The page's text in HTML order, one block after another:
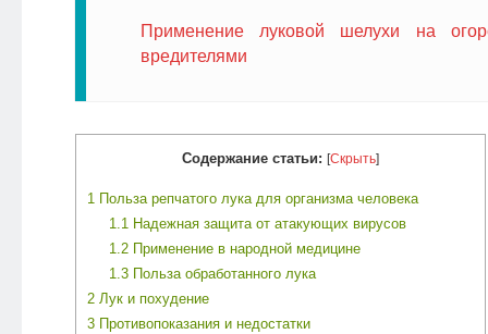
Применение луковой шелухи на
вредителями
Содержание статьи: [Скрыть]
1Польза репчатого лука для организма человека
1.1Надежная защита от атакующих вирусов
1.2Применение в народной медицине
1.3Польза обработанного лука
2Лук и похудение
3Противопоказания и недостатки